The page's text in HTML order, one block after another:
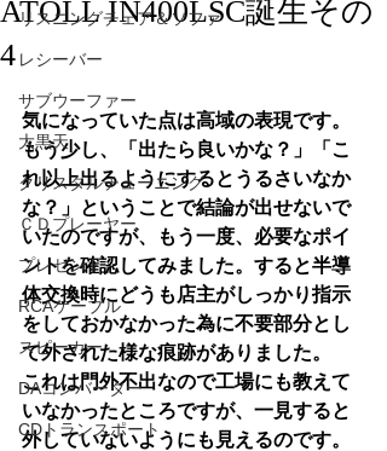
リスニングチェア＆ソファ
レシーバー
サブウーファー
大黒天
クリスタルチューニング
ＣＤプレーヤー
プレゼント
RCAケーブル
スピーカー
DAコンバーター
CDトランスポート
ATOLL IN400LSC誕生その
4
気になっていた点は高域の表現です。
もう少し、「出たら良いかな？」「こ
れ以上出るようにするとうるさいなか
な？」ということで結論が出せないで
いたのですが、もう一度、必要なポイ
ントを確認してみました。すると半導
体交換時にどうも店主がしっかり指示
をしておかなかった為に不要部分とし
て外された様な痕跡がありました。
これは門外不出なので工場にも教えて
いなかったところですが、一見すると
外していないようにも見えるのです。